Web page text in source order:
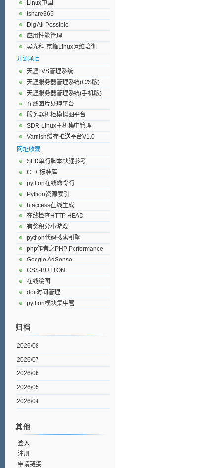
Linux中国
tshare365
Dig All Possible
应用性能管理
吴光科-京峰Linux运维培训
开源项目
天涯LVS管理系统
天涯服务器管理系统(C/S版)
天涯服务器管理系统(手机版)
在线图片处理平台
服务器机柜模拟图平台
SDR-Linux主机集中管理
Varnish缓存推送平台V1.0
网址收藏
SED单行脚本快速参考
C++ 标准库
python在线命令行
Python资源索引
htaccess在线生成
在线检查HTTP HEAD
有奖积分小游戏
python代码搜索引擎
php作者之PHP Performance
Google AdSense
CSS-BUTTON
在线绘图
doit时间管理
python模块集中营
归档
2026/08
2026/07
2026/06
2026/05
2026/04
其他
登入
注册
申请链接